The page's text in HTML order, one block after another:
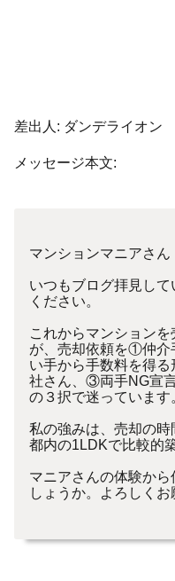
差出人: ダンデライオン
メッセージ本文:
マンションマニアさん
いつもブログ拝見し
ください。
これからマンション
が、売却依頼を①仲介
い手から手数料を得
社さん、③両手NG宣
の３択で迷っています
私の強みは、売却の
都内の1LDKで比較的
マニアさんの体験か
しょうか。よろしくお